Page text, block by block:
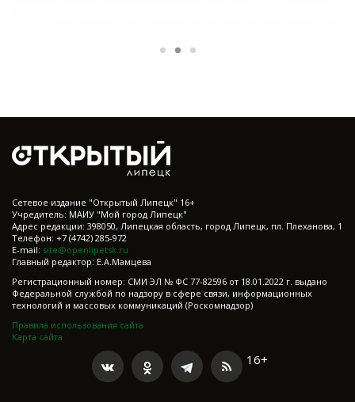
Cетевое издание "Открытый Липецк" 16+
Учредитель: МАИУ "Мой город Липецк"
Адрес редакции: 398050, Липецкая область, город Липецк, пл. Плеханова, 1
Телефон: +7 (4742) 285-972
E-mail: site@openlipetsk.ru
Главный редактор: Е.А.Мамцева
Регистрационный номер: СМИ ЭЛ № ФС 77-82596 от 18.01.2022 г. выдано
Федеральной службой по надзору в сфере связи, информационных
технологий и массовых коммуникаций (Роскомнадзор)
Правила использования сайта
Карта сайта
16+